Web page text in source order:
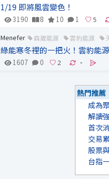
1/19 即將風雲變色！
3190 8 10 1
Menefer 森崴能源 雲豹能源
綠能寒冬裡的一把火！雲豹能
1607 0 -
熱門推薦
成為
解讀
首次
交易
股票
台指